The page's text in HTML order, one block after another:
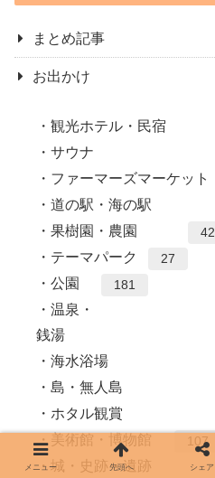
まとめ記事
お出かけ
観光ホテル・民宿
サウナ
ファーマーズマーケット
道の駅・海の駅
果樹園・農園 42
テーマパーク 27
公園 181
温泉・
銭湯
海水浴場
島・無人島
ホタル観賞
美術館・博物館 107
城・史跡・遺跡
メニュー 先頭へ シェア